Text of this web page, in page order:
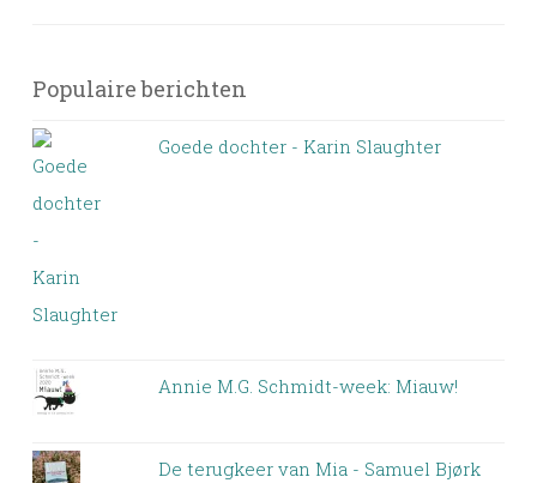
Populaire berichten
Goede dochter - Karin Slaughter
Annie M.G. Schmidt-week: Miauw!
De terugkeer van Mia - Samuel Bjørk